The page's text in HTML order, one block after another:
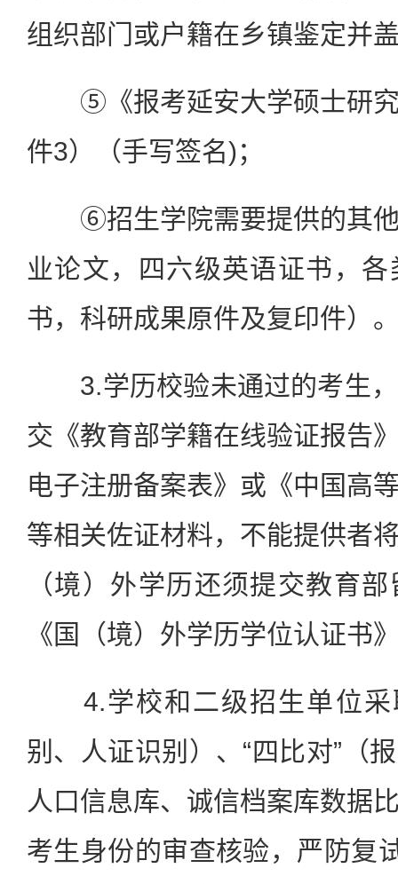
组织部门或户籍在乡镇鉴定并
⑤《报考延安大学硕士研究
件3）（手写签名)；
⑥招生学院需要提供的其他
业论文，四六级英语证书，
书，科研成果原件及复印件）
3.学历校验未通过的考生，
交《教育部学籍在线验证报告
电子注册备案表》或《中国高
等相关佐证材料，不能提供者
（境）外学历还须提交教育
《国（境）外学历学位认证书
4.学校和二级招生单位采
别、人证识别）、“四比对”（
人口信息库、诚信档案库数据
考生身份的审查核验，严防复